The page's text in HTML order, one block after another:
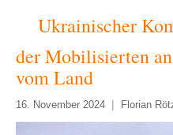
Ukrainischer
der Mobilisierten
vom Land
16. November 2024 Florian